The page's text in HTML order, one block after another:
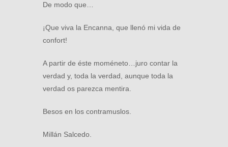
De modo que…
¡Que viva la Encanna, que llenó mi vida de
confort!
A partir de éste moméneto…juro contar la
verdad y, toda la verdad, aunque toda la
verdad os parezca mentira.
Besos en los contramuslos.
Millán Salcedo.